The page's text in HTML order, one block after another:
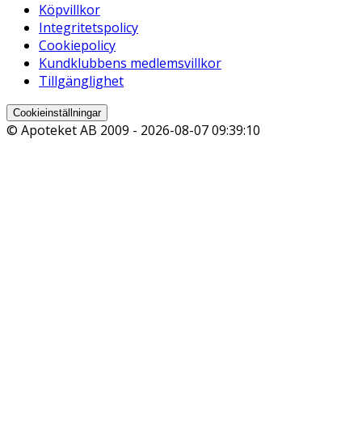
Köpvillkor
Integritetspolicy
Cookiepolicy
Kundklubbens medlemsvillkor
Tillgänglighet
Cookieinställningar
© Apoteket AB 2009 - 2026-08-07 09:39:10